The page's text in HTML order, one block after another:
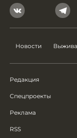
Новости
Редакция
Спецпроекты
Реклама
RSS